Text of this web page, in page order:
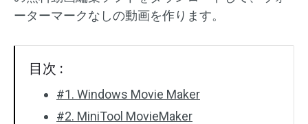
動画色調整
バッチ処理
透かしなし
ーターマークなしの動画を作ります。
目次 :
#1. Windows Movie Maker
#2. MiniTool MovieMaker